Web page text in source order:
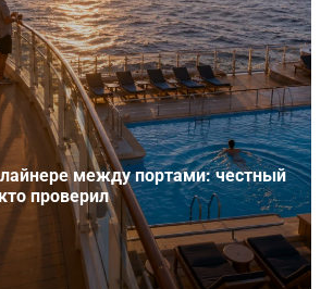
между портами: честный
проверил